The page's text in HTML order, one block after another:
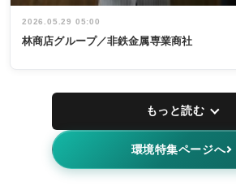
2026.05.29 05:00
林商店グループ／非鉄金属専業商社
もっと読む
環境特集ページへ